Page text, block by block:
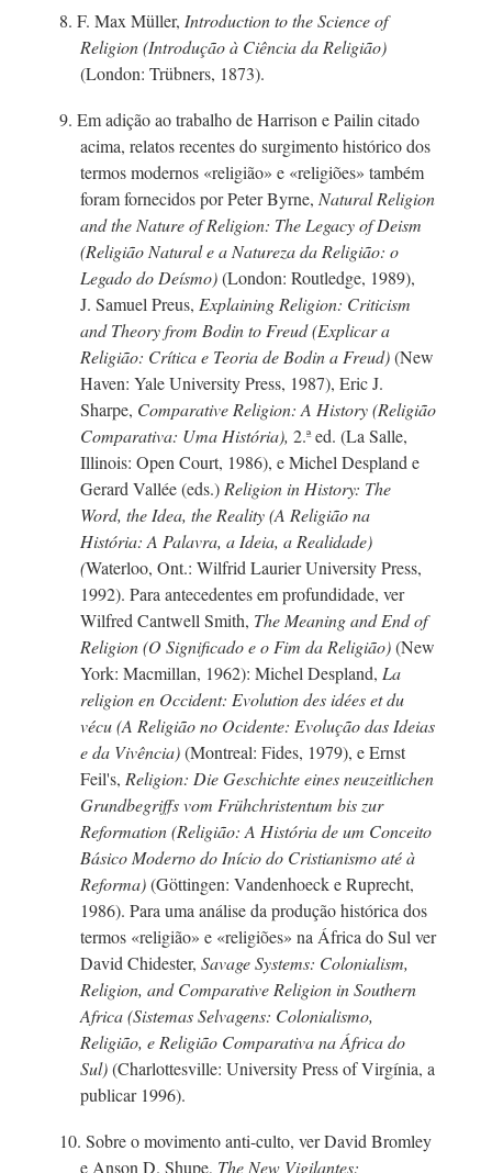
8. F. Max Müller, Introduction to the Science of
Religion (Introdução à Ciência da Religião)
(London: Trübners, 1873).
9. Em adição ao trabalho de Harrison e Pailin citado
acima, relatos recentes do surgimento histórico dos
termos modernos «religião» e «religiões» também
foram fornecidos por Peter Byrne, Natural Religion
and the Nature of Religion: The Legacy of Deism
(Religião Natural e a Natureza da Religião: o
Legado do Deísmo)(London: Routledge, 1989),
J. Samuel Preus, Explaining Religion: Criticism
and Theory from Bodin to Freud (Explicar a
Religião: Crítica e Teoria de Bodin a Freud)(New
Haven: Yale University Press, 1987), Eric J.
Sharpe, Comparative Religion: A History (Religião
Comparativa: Uma História), 2.ª ed. (La Salle,
Illinois: Open Court, 1986), e Michel Despland e
Gerard Vallée (eds.) Religion in History: The
Word, the Idea, the Reality (A Religião na
História: A Palavra, a Ideia, a Realidade)
(Waterloo, Ont.: Wilfrid Laurier University Press,
1992). Para antecedentes em profundidade, ver
Wilfred Cantwell Smith, The Meaning and End of
Religion (O Significado e o Fim da Religião)(New
York: Macmillan, 1962): Michel Despland, La
religion en Occident: Evolution des idées et du
vécu (A Religião no Ocidente: Evolução das Ideias
e da Vivência)(Montreal: Fides, 1979), e Ernst
Feil's, Religion: Die Geschichte eines neuzeitlichen
Grundbegriffs vom Frühchristentum bis zur
Reformation (Religião: A História de um Conceito
Básico Moderno do Início do Cristianismo até à
Reforma)(Göttingen: Vandenhoeck e Ruprecht,
1986). Para uma análise da produção histórica dos
termos «religião» e «religiões» na África do Sul ver
David Chidester, Savage Systems: Colonialism,
Religion, and Comparative Religion in Southern
Africa (Sistemas Selvagens: Colonialismo,
Religião, e Religião Comparativa na África do
Sul)(Charlottesville: University Press of Virgínia, a
publicar 1996).
10. Sobre o movimentoanti-culto, ver David Bromley
e Anson D. Shupe, The New Vigilantes: